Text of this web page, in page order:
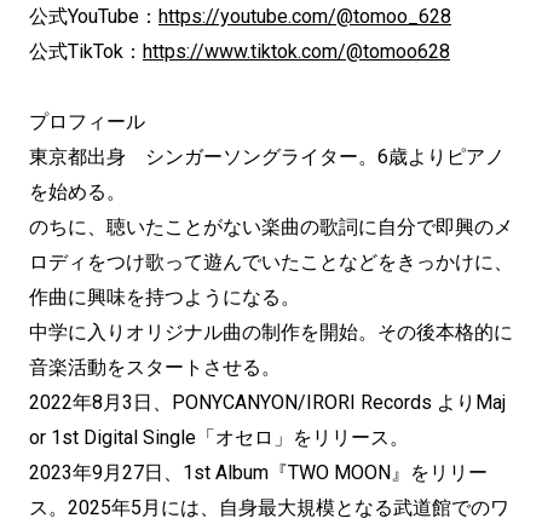
公式YouTube： https://youtube.com/@tomoo_628
公式TikTok： https://www.tiktok.com/@tomoo628
プロフィール
東京都出身 シンガーソングライター。6歳よりピアノ
を始める。
のちに、聴いたことがない楽曲の歌詞に自分で即興のメ
ロディをつけ歌って遊んでいたことなどをきっかけに、
作曲に興味を持つようになる。
中学に入りオリジナル曲の制作を開始。その後本格的に
音楽活動をスタートさせる。
2022年8月3日、PONYCANYON/IRORI Records よりMaj
or 1st Digital Single「オセロ」をリリース。
2023年9月27日、1st Album『TWO MOON』をリリー
ス。2025年5月には、自身最大規模となる武道館でのワ